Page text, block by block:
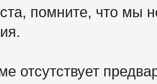
помните, что мы
отсутствует